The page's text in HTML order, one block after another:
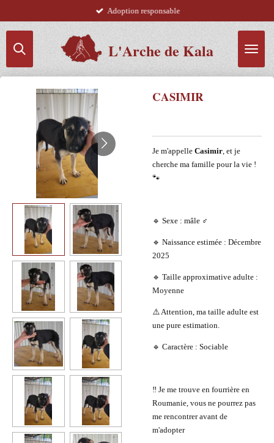
principal
L'Arche de Kala
Adoption responsable
CASIMIR
Je m'appelle Casimir, et je
cherche ma famille pour la vie !
🐾
🔹 Sexe : mâle ♂️
🔹 Naissance estimée : Décembre
2025
🔹 Taille approximative adulte :
Moyenne
⚠️ Attention, ma taille adulte est
une pure estimation.
🔹 Caractère : Sociable
‼️ Je me trouve en fourrière en
Roumanie, vous ne pourrez pas
me rencontrer avant de
m'adopter